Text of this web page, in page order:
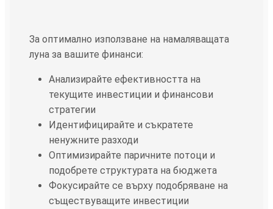
За оптимално използване на намаляващата
луна за вашите финанси:
Анализирайте ефективността на
текущите инвестиции и финансови
стратегии
Идентифицирайте и съкратете
ненужните разходи
Оптимизирайте паричните потоци и
подобрете структурата на бюджета
Фокусирайте се върху подобряване на
съществуващите инвестиции